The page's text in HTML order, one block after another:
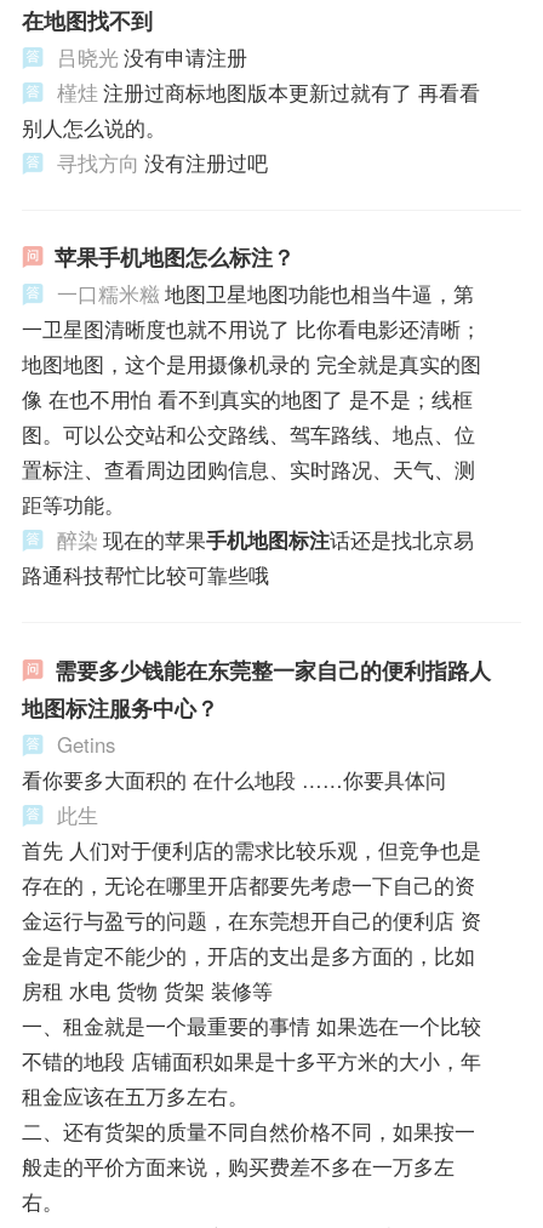
在地图找不到
吕晓光没有申请注册
槿烓 注册过商标地图版本更新过就有了 再看看
别人怎么说的。
寻找方向 没有注册过吧
苹果手机地图怎么标注？
一口糯米糍 地图卫星地图功能也相当牛逼，第
一卫星图清晰度也就不用说了 比你看电影还清晰；
地图地图，这个是用摄像机录的 完全就是真实的图
像 在也不用怕 看不到真实的地图了 是不是；线框
图。可以公交站和公交路线、驾车路线、地点、位
置标注、查看周边团购信息、实时路况、天气、测
距等功能。
醉染 现在的苹果手机地图标注话还是找北京易
路通科技帮忙比较可靠些哦
​需要多少钱能在东莞整一家自己的便利指路人
地图标注服务中心？
Getins
看你要多大面积的 在什么地段 ……你要具体问
此生
首先 人们对于便利店的需求比较乐观，但竞争也是
存在的，无论在哪里开店都要先考虑一下自己的资
金运行与盈亏的问题，在东莞想开自己的便利店 资
金是肯定不能少的，开店的支出是多方面的，比如
房租 水电 货物 货架 装修等
一、租金就是一个最重要的事情 如果选在一个比较
不错的地段 店铺面积如果是十多平方米的大小，年
租金应该在五万多左右。
二、还有货架的质量不同自然价格不同，如果按一
般走的平价方面来说，购买费差不多在一万多左
右。